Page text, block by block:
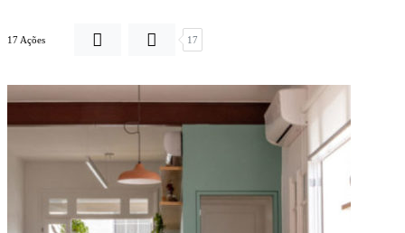
17 Ações 17